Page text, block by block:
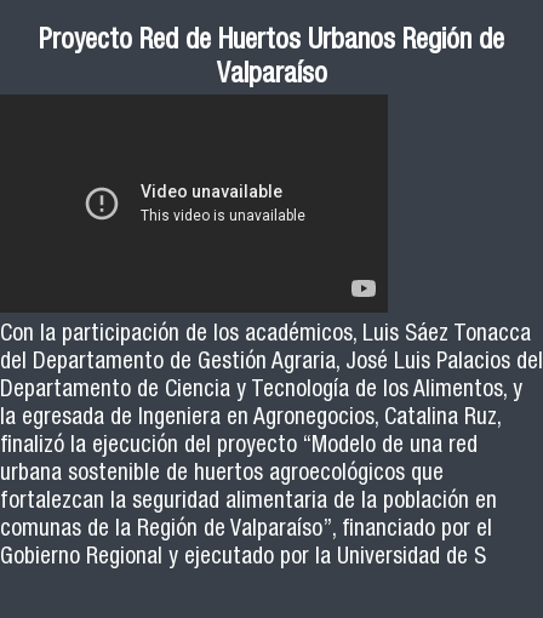
Proyecto Red de Huertos Urbanos Región de
Valparaíso
Con la participación de los académicos, Luis Sáez Tonacca
del Departamento de Gestión Agraria, José Luis Palacios del
Departamento de Ciencia y Tecnología de los Alimentos, y
la egresada de Ingeniera en Agronegocios, Catalina Ruz,
finalizó la ejecución del proyecto “Modelo de una red
urbana sostenible de huertos agroecológicos que
fortalezcan la seguridad alimentaria de la población en
comunas de la Región de Valparaíso”, financiado por el
Gobierno Regional y ejecutado por la Universidad de S